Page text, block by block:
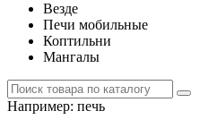
Везде
Печи мобильные
Коптильни
Мангалы
Например: печь